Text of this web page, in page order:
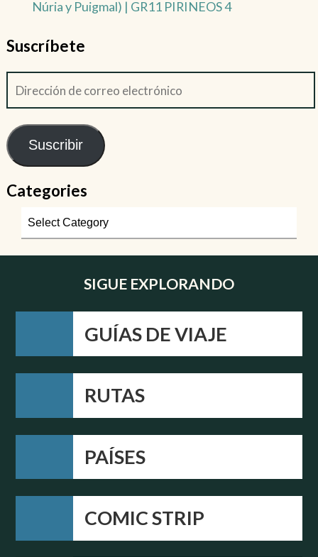
Núria y Puigmal) | GR11 PIRINEOS 4
Suscríbete
Suscribir
Categories
SIGUE EXPLORANDO
GUÍAS DE VIAJE
RUTAS
PAÍSES
COMIC STRIP